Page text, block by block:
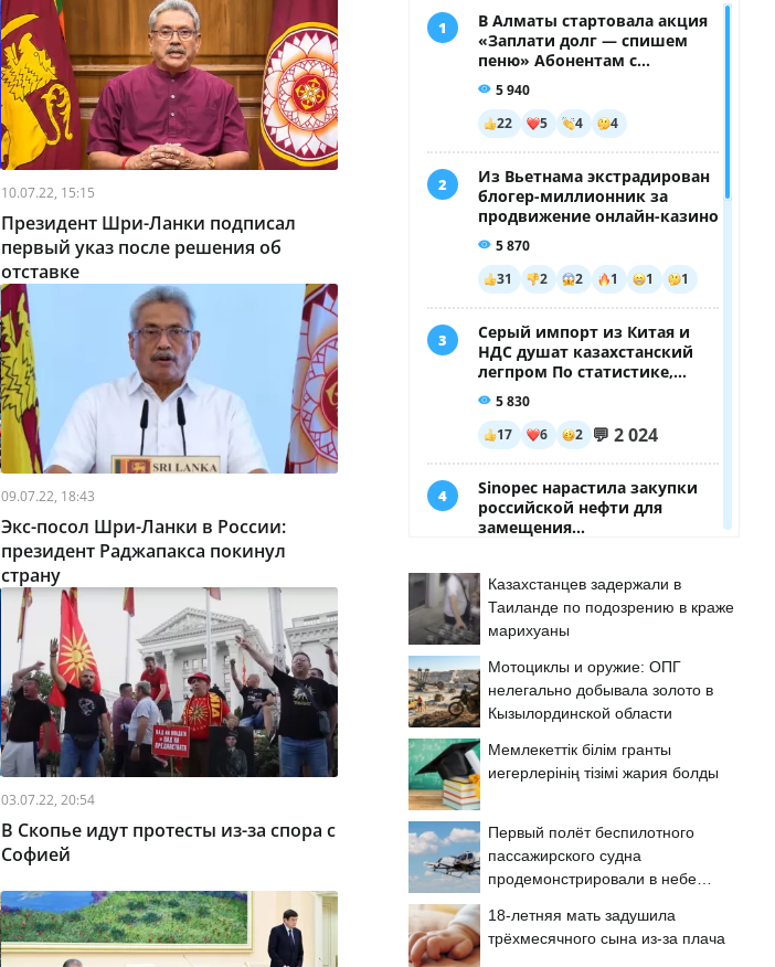
10.07.22, 15:15
Президент Шри-Ланки подписал
первый указ после решения об
отставке
09.07.22, 18:43
Экс-посол Шри-Ланки в России:
президент Раджапакса покинул
страну
03.07.22, 20:54
В Скопье идут протесты из-за спора с
Софией
Казахстанцев задержали в
Таиланде по подозрению в краже
марихуаны
Мотоциклы и оружие: ОПГ
нелегально добывала золото в
Кызылординской области
Мемлекеттік білім гранты
иегерлерінің тізімі жария болды
Первый полёт беспилотного
пассажирского судна
продемонстрировали в небе
18-летняя мать задушила
трёхмесячного сына из-за плача